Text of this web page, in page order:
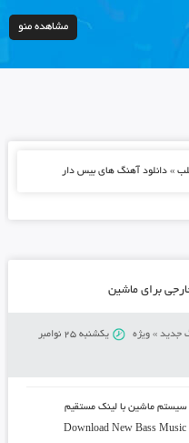
مشاهده منو
» دانلود آهنگ های بیس دار
برای ماشین
جدید» ویژه
یکشنبه 25 نوامبر
ماشین با لینک مستقیم
Download New Bass Music